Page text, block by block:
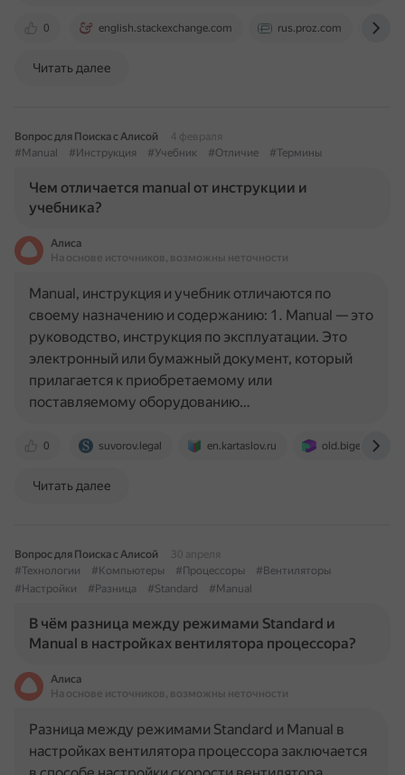
0 english.stackexchange.com rus.proz.com
Читать далее
Вопрос для Поиска с Алисой
4 февраля
#Manual
#Инструкция #Учебник #Отличие #Термины
Чем отличается manual от инструкции и
учебника?
Алиса
На основе источников, возможны неточности
0 suvorov.legal en.kartaslov.ru old.bigenc.ru
Manual, инструкция и учебник отличаются по
своему назначению и содержанию: 1. Manual — это
руководство, инструкция по эксплуатации. Это
электронный или бумажный документ, который
прилагается к приобретаемому или
поставляемому оборудованию…
Читать далее
Вопрос для Поиска с Алисой
30 апреля
#Технологии
#Компьютеры #Процессоры
#Вентиляторы
#Настройки
#Разница #Standard #Manual
В чём разница между режимами Standard и
Manual в настройках вентилятора процессора?
Алиса
На основе источников, возможны неточности
Разница между режимами Standard и Manual в
настройках вентилятора процессора заключается